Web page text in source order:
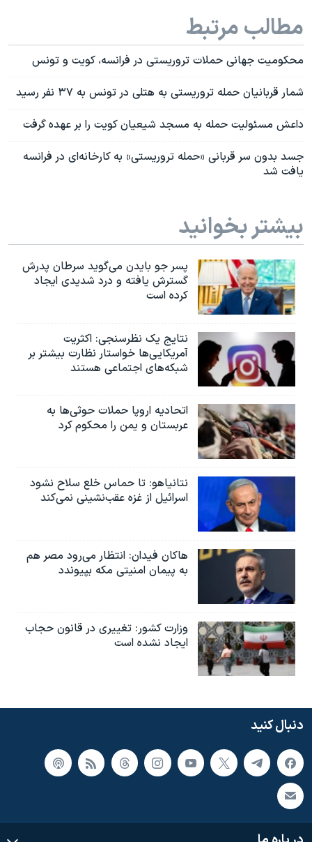
مطالب مرتبط
محکومیت جهانی حملات تروریستی در فرانسه، کویت و تونس
شمار قربانیان حمله تروریستی به هتلی در تونس به ۳۷ نفر رسید
داعش مسئولیت حمله به مسجد شیعیان کویت را بر عهده گرفت
جسد بدون سر قربانی «حمله تروریستی» به کارخانه‌ای در فرانسه
یافت شد
بیشتر بخوانید
پسر جو بایدن می‌گوید سرطان پدرش
گسترش یافته و درد شدیدی ایجاد
کرده است
نتایج یک نظرسنجی: اکثریت
آمریکایی‌ها خواستار نظارت بیشتر بر
شبکه‌های اجتماعی هستند
اتحادیه اروپا حملات حوثی‌ها به
عربستان و یمن را محکوم کرد
نتانیاهو: تا حماس خلع سلاح نشود
اسرائیل از غزه عقب‌نشینی نمی‌کند
هاکان فیدان: انتظار می‌رود مصر هم
به پیمان امنیتی مکه بپیوندد
وزارت کشور: تغییری در قانون حجاب
ایجاد نشده است
دنبال کنید